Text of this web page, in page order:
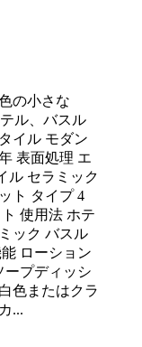
の小さな
ル、バスル
イル モダン
表面処理 エ
ル セラミック
ト タイプ 4
使用法 ホテ
ック バスル
ローション
ープディッシ
色またはクラ
...